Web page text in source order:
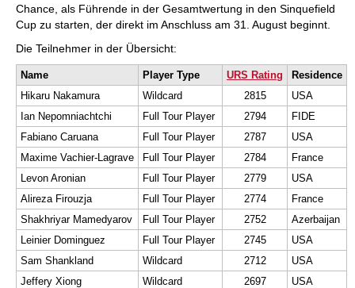
Chance, als Führende in der Gesamtwertung in den Sinquefield
Cup zu starten, der direkt im Anschluss am 31. August beginnt.
Die Teilnehmer in der Übersicht:
Name Player Type URS Rating
Residence
Hikaru Nakamura
Wildcard 2815
USA
Ian Nepomniachtchi
Full Tour Player 2794
FIDE
Fabiano Caruana
Full Tour Player 2787
USA
Maxime Vachier-Lagrave
Full Tour Player 2784
France
Levon Aronian
Full Tour Player 2779
USA
Alireza Firouzja
Full Tour Player 2774
France
Shakhriyar Mamedyarov
Full Tour Player 2752
Azerbaijan
Leinier Dominguez
Full Tour Player 2745
USA
Sam Shankland
Wildcard 2712
USA
Jeffery Xiong
Wildcard 2697 USA